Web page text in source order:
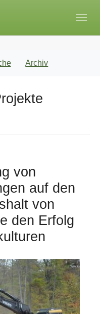
Archiv
von
auf den
von
den Erfolg